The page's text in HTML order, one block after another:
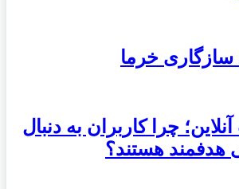
خرما
آنلاین؛ چرا کاربران به دنبال
هدفمند هستند؟